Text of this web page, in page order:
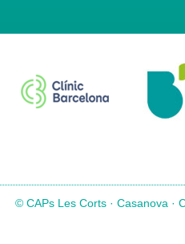
© CAPs Les Corts · Casanova ·